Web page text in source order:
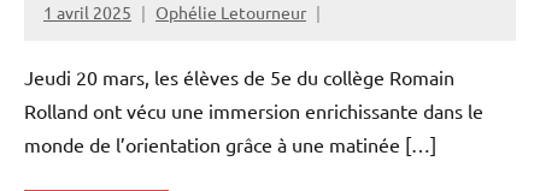
1 avril 2025 Ophélie Letourneur
Jeudi 20 mars, les élèves de 5e du collège Romain
Rolland ont vécu une immersion enrichissante dans le
monde de l’orientation grâce à une matinée […]